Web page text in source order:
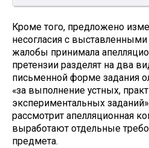
Кроме того, предложено
несогласия с
жалобы принимала
претензии разделят на два
письменной форме задания
«за выполнение устных,
экспериментальных
рассмотрит апелляционная
выработают отдельные
предмета.